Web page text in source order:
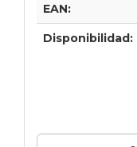
EAN:
Disponibilidad: